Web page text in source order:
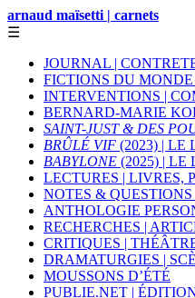
arnaud maïsetti | carnets
☰
JOURNAL |
FICTIONS DU MONDE
INTERVENTIONS |
BERNARD-MARIE
SAINT-JUST & DES
BRÛLÉ VIF (2023) | LE
BABYLONE (2025) | LE
LECTURES | LIVRES,
NOTES &
ANTHOLOGIE
RECHERCHES |
CRITIQUES |
DRAMATURGIES |
MOUSSONS D’ÉTÉ
PUBLIE.NET |